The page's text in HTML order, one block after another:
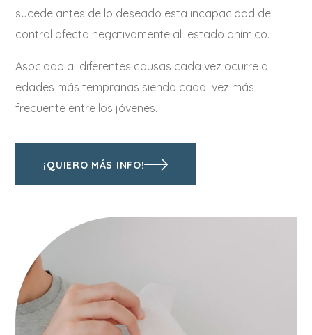
sucede antes de lo deseado esta incapacidad de
control afecta negativamente al estado anímico.
Asociado a diferentes causas cada vez ocurre a
edades más tempranas siendo cada vez más
frecuente entre los jóvenes.
¡QUIERO MÁS INFO!